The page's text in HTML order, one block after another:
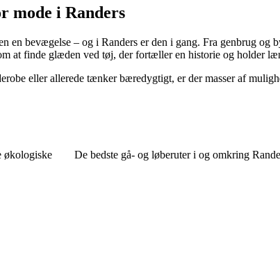
mode i Randers
en bevægelse – og i Randers er den i gang. Fra genbrug
at finde glæden ved tøj, der fortæller en historie og holder
eller allerede tænker bæredygtigt, er der masser af
økologiske
De bedste gå- og løberuter i og omkring